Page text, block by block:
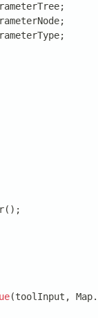
;
;
;
( ) ;
(toolInput , Map.